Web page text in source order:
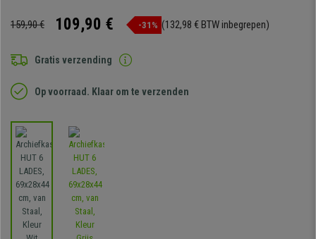
159,90 € 109,90 € -31% (132,98 € BTW inbegrepen)
Gratis verzending
Op voorraad. Klaar om te verzenden